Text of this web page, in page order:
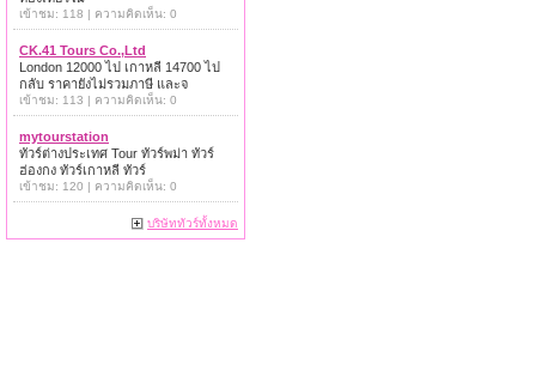
เข้าชม: 118 | ความคิดเห็น: 0
CK.41 Tours Co.,Ltd
London 12000 ไป เกาหลี 14700 ไป
กลับ ราคายังไม่รวมภาษี และจ
เข้าชม: 113 | ความคิดเห็น: 0
mytourstation
ทัวร์ต่างประเทศ Tour ทัวร์พม่า ทัวร์
ฮ่องกง ทัวร์เกาหลี ทัวร์
เข้าชม: 120 | ความคิดเห็น: 0
บริษัททัวร์ทั้งหมด